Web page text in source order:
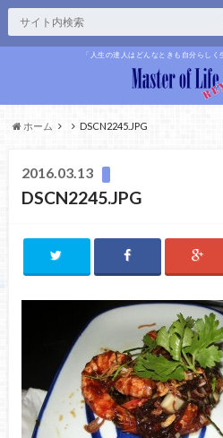
「人生の達人はどんなときも自分らしく
ホーム DSCN2245.JPG
2016.03.13
DSCN2245.JPG